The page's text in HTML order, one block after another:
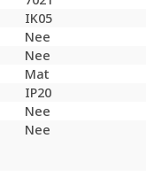
IK05
Nee
Nee
Mat
IP20
Nee
Nee